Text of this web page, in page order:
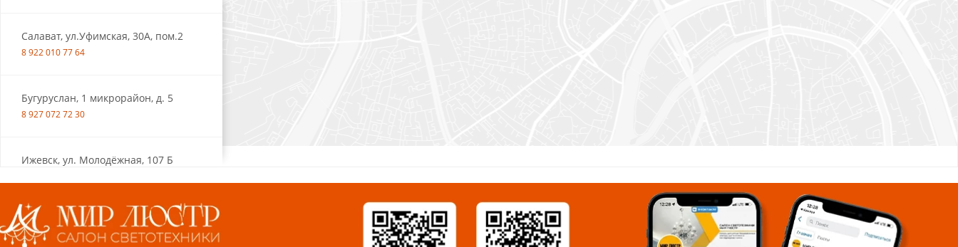
Салават, ул.Уфимская, 30А, пом.2
8 922 010 77 64
Бугуруслан, 1 микрорайон, д. 5
8 927 072 72 30
Ижевск, ул. Молодёжная, 107 Б
Волжский, ул. Мира 47 В